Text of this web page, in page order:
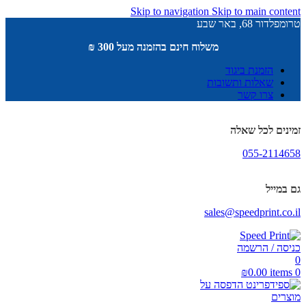
Skip to navigation Skip to main content
טרומפלדור 68, באר שבע
משלוח חינם בהזמנה מעל 300 ₪
הזמנת ביגוד
שאלות ותשובות
צרו קשר
זמינים לכל שאלה
055-2114658
גם במייל
sales@speedprint.co.il
כניסה / הרשמה
0
0
items
₪0.00